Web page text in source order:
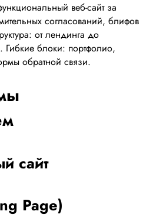
веб-сайт за
согласований, блифов
от лендинга до
Гибкие блоки: портфолио,
обратной связи.
сайт
Page)